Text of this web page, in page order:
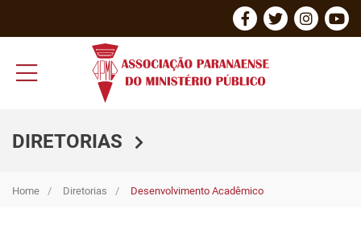
DIRETORIAS
Home Diretorias Desenvolvimento Acadêmico